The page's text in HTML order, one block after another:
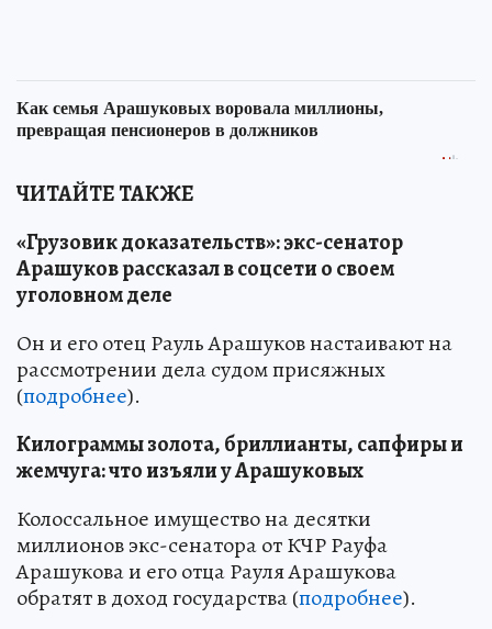
ЧИТАЙТЕ ТАКЖЕ
«Грузовик доказательств»: экс-сенатор
Арашуков рассказал в соцсети о своем
уголовном деле
Он и его отец Рауль Арашуков настаивают на
рассмотрении дела судом присяжных
(подробнее).
Килограммы золота, бриллианты, сапфиры и
жемчуга: что изъяли у Арашуковых
Колоссальное имущество на десятки
миллионов экс-сенатора от КЧР Рауфа
Арашукова и его отца Рауля Арашукова
обратят в доход государства (подробнее).